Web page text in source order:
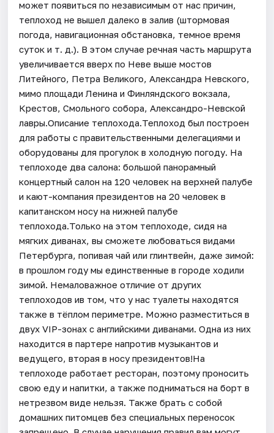
может появиться по независимым от нас причин,
теплоход не вышел далеко в залив (штормовая
погода, навигационная обстановка, темное время
суток и т. д.). В этом случае речная часть маршрута
увеличивается вверх по Неве выше мостов
Литейного, Петра Великого, Александра Невского,
мимо площади Ленина и Финляндского вокзала,
Крестов, Смольного собора, Александро-Невской
лавры.Описание теплохода.Теплоход был построен
для работы с правительственными делегациями и
оборудованы для прогулок в холодную погоду. На
теплоходе два салона: большой панорамный
концертный салон на 120 человек на верхней палубе
и кают-компания президентов на 20 человек в
капитанском носу на нижней палубе
теплохода.Только на этом теплоходе, сидя на
мягких диванах, вы сможете любоваться видами
Петербурга, попивая чай или глинтвейн, даже зимой:
в прошлом году мы единственные в городе ходили
зимой. Немаловажное отличие от других
теплоходов ив том, что у нас туалеты находятся
также в тёплом периметре. Можно разместиться в
двух VIP-зонах с английскими диванами. Одна из них
находится в партере напротив музыкантов и
ведущего, вторая в носу президентов!На
теплоходе работает ресторан, поэтому проносить
свою еду и напитки, а также подниматься на борт в
нетрезвом виде нельзя. Также брать с собой
домашних питомцев без специальных переносок